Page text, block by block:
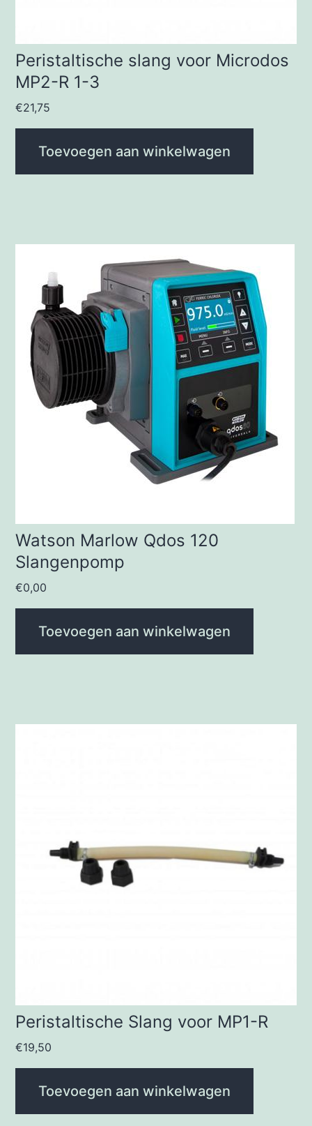
Peristaltische slang voor Microdos
MP2-R 1-3
€21,75
Toevoegen aan winkelwagen
Watson Marlow Qdos 120
Slangenpomp
€0,00
Toevoegen aan winkelwagen
Peristaltische Slang voor MP1-R
€19,50
Toevoegen aan winkelwagen